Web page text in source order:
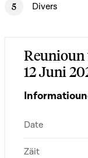
Divers
12 Juni
Date
Zäit